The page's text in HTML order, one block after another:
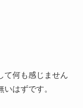
て何も感じません
はずです。